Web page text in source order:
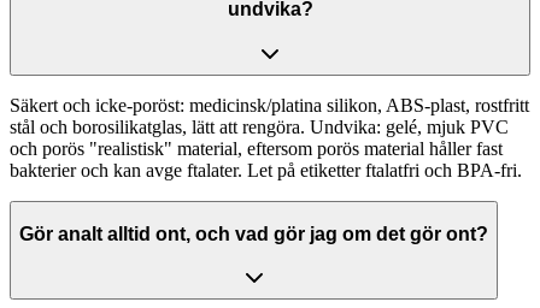
undvika?
Säkert och icke-poröst: medicinsk/platina silikon, ABS-plast, rostfritt
stål och borosilikatglas, lätt att rengöra. Undvika: gelé, mjuk PVC
och porös "realistisk" material, eftersom porös material håller fast
bakterier och kan avge ftalater. Let på etiketter ftalatfri och BPA-fri.
Gör analt alltid ont, och vad gör jag om det gör ont?